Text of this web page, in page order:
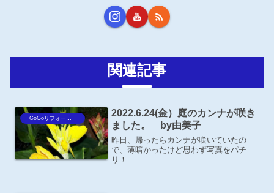
関連記事
2022.6.24(金）庭のカンナが咲き
ました。 by由美子
昨日、帰ったらカンナが咲いていたの
で、薄暗かったけど思わず写真をパチ
リ！